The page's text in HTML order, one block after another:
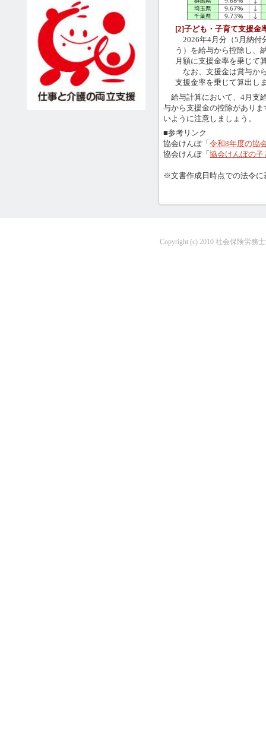
[2]子ども・子育て支援金
2026年4月分（5月納付
う）を給与から控除し、
月額に支援金率を乗じて
なお、支援金は賞与か
支援金率を乗じて算出し
給与計算において、4月支
与から支援金の控除があり
いように注意しましょう。
■参考リンク
協会けんぽ「 令和8年度の協
協会けんぽ「 協会けんぽの
※文書作成日時点での法令
Copyright (c) 2010 社会保険労務